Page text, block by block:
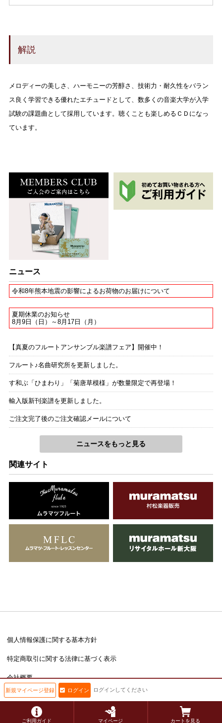
解説
メロディーの美しさ、ハーモニーの芳醇さ、技術力・耐久性をバラン
ス良く学習できる優れたエチュードとして、数多くの音楽大学が入学
試験の課題曲として採用しています。聴くことも楽しめるＣＤになっ
ています。
ニュース
令和8年熊本地震の影響によるお荷物のお届けについて
夏期休業のお知らせ
8月9日（日）～8月17日（月）
【真夏のフルートアンサンブル楽譜フェア】開催中！
フルート♪名曲研究所を更新しました。
す和ぶ「ひまわり」「菊唐草模様」が数量限定で再登場！
輸入版新刊楽譜を更新しました。
ご注文完了後のご注文確認メールについて
ニュースをもっと見る
関連サイト
個人情報保護に関する基本方針
特定商取引に関する法律に基づく表示
会社概要
Copyright © muramatsu inc. All Rights Reserved.
新規マイページ登録 ログイン ログインしてください
ご利用ガイド マイページ カートを見る